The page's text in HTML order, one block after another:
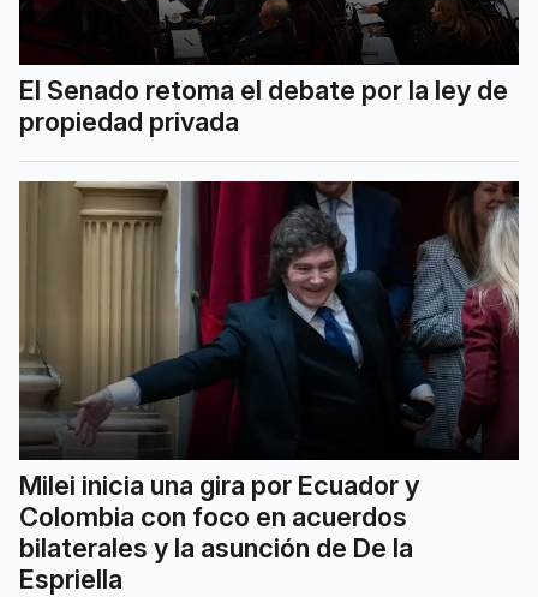
El Senado retoma el debate por la ley de
propiedad privada
Milei inicia una gira por Ecuador y
Colombia con foco en acuerdos
bilaterales y la asunción de De la
Espriella